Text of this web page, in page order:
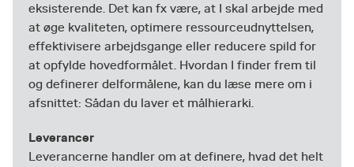
eksisterende. Det kan fx være, at I skal arbejde med
at øge kvaliteten, optimere ressourceudnyttelsen,
effektivisere arbejdsgange eller reducere spild for
at opfylde hovedformålet. Hvordan I finder frem til
og definerer delformålene, kan du læse mere om i
afsnittet: Sådan du laver et målhierarki.
Leverancer
Leverancerne handler om at definere, hvad det helt